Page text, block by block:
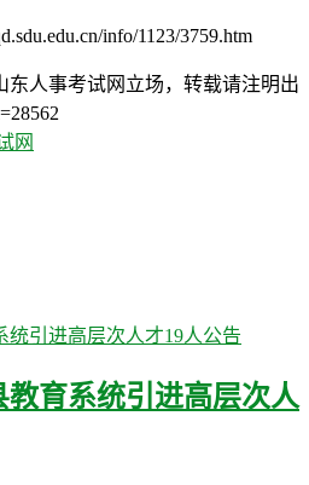
info/1123/3759.htm
东人事考试网立场，转载请注明出
网
教育系统引进高层次人